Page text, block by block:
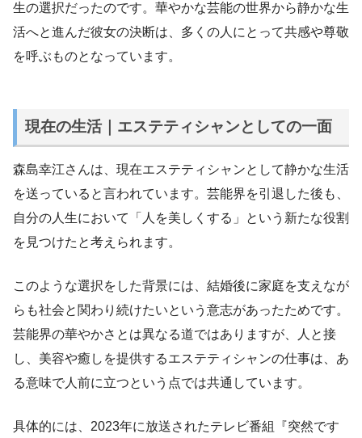
生の選択だったのです。華やかな芸能の世界から静かな生
活へと進んだ彼女の決断は、多くの人にとって共感や尊敬
を呼ぶものとなっています。
現在の生活｜エステティシャンとしての一面
森島幸江さんは、現在エステティシャンとして静かな生活
を送っていると言われています。芸能界を引退した後も、
自分の人生において「人を美しくする」という新たな役割
を見つけたと考えられます。
このような選択をした背景には、結婚後に家庭を支えなが
らも社会と関わり続けたいという意志があったためです。
芸能界の華やかさとは異なる道ではありますが、人と接
し、美容や癒しを提供するエステティシャンの仕事は、あ
る意味で人前に立つという点では共通しています。
具体的には、2023年に放送されたテレビ番組『突然です